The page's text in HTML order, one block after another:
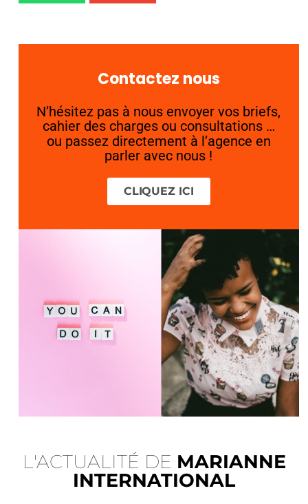
Contactez nous
N’hésitez pas à nous envoyer vos briefs,
cahier des charges ou consultations …
ou passez directement à l’agence en
parler avec nous !
CLIQUEZ ICI
L'ACTUALITÉ DE MARIANNE
INTERNATIONAL